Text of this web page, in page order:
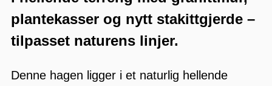
plantekasser og nytt stakittgjerde –
tilpasset naturens linjer.
Denne hagen ligger i et naturlig hellende